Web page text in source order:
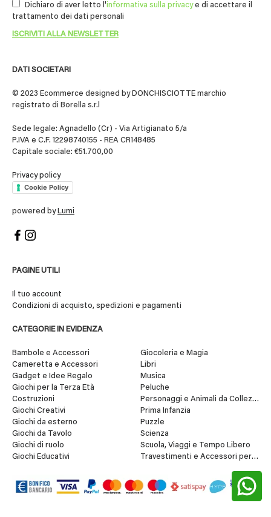
DATI SOCIETARI
© 2023 Ecommerce designed by DONCHISCIOTTE marchio
registrato di Borella s.r.l
Sede legale: Agnadello (Cr) - Via Artigianato 5/a
P.IVA e C.F. 12298740155 - REA CR148485
Capitale sociale: €51.700,00
Privacy policy
Cookie Policy
powered by Lumi
PAGINE UTILI
Il tuo account
Condizioni di acquisto, spedizioni e pagamenti
CATEGORIE IN EVIDENZA
Bambole e Accessori
Cameretta e Accessori
Gadget e Idee Regalo
Giochi per la Terza Età
Costruzioni
Giochi Creativi
Giochi da esterno
Giochi da Tavolo
Giochi di ruolo
Giochi Educativi
Giocoleria e Magia
Libri
Musica
Peluche
Personaggi e Animali da Collezione
Prima Infanzia
Puzzle
Scienza
Scuola, Viaggi e Tempo Libero
Travestimenti e Accessori per
Dichiaro di aver letto l'informativa sulla privacye di accettare il
trattamento dei dati personali